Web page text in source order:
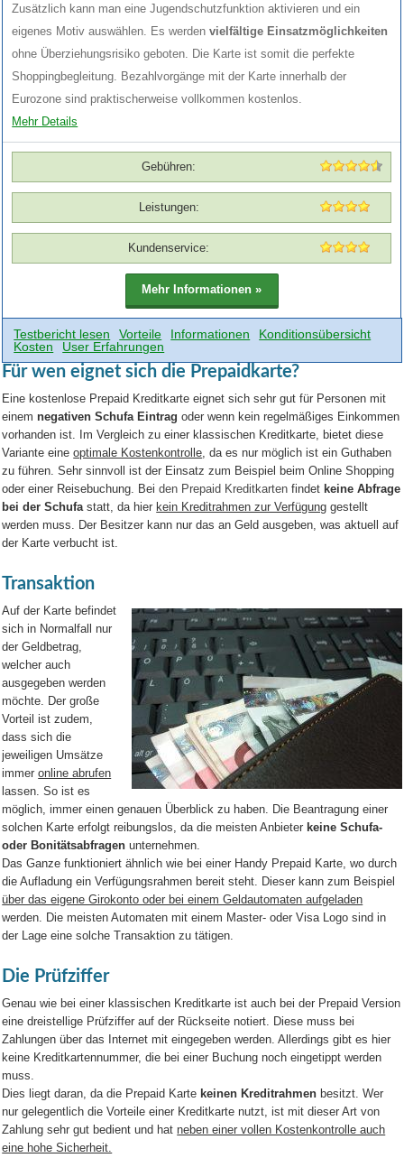
Zusätzlich kann man eine Jugendschutzfunktion aktivieren und ein
eigenes Motiv auswählen. Es werdenvielfältige Einsatzmöglichkeiten
ohne Überziehungsrisiko geboten. Die Karte ist somit die perfekte
Shoppingbegleitung. Bezahlvorgänge mit der Karte innerhalb der
Eurozone sind praktischerweise vollkommen kostenlos.
Mehr Details
Gebühren:
Leistungen:
Kundenservice:
Testbericht lesen Vorteile Informationen
Konditionsübersicht
Kosten
User Erfahrungen
Für wen eignet sich die Prepaidkarte?
Eine kostenlose Prepaid Kreditkarte eignet sich sehr gut für Personen mit
einemnegativen Schufa Eintrag oder wenn kein regelmäßiges Einkommen
vorhanden ist. Im Vergleich zu einer klassischen Kreditkarte, bietet diese
Variante eineoptimale Kostenkontrolle, da es nur möglich ist ein Guthaben
zu führen. Sehr sinnvoll ist der Einsatz zum Beispiel beim Online Shopping
oder einer Reisebuchung. Beiden Prepaid Kreditkarten findet keine Abfrage
bei der Schufastatt, da hier kein Kreditrahmen zur Verfügung gestellt
werden muss. Der Besitzer kann nur das an Geld ausgeben, was aktuell auf
der Karte verbucht ist.
Transaktion
Auf der Karte befindet
sich in Normalfall nur
der Geldbetrag,
welcher auch
ausgegeben werden
möchte. Der große
Vorteil ist zudem,
dass sich die
jeweiligen Umsätze
immeronline abrufen
lassen. So ist es
möglich, immer einen genauen Überblick zu haben. Die Beantragung einer
solchen Karte erfolgt reibungslos, da die meisten Anbieter keine Schufa-
oder Bonitätsabfragen unternehmen.
Das Ganze funktioniert ähnlich wie bei einer Handy Prepaid Karte, wo durch
die Aufladung ein Verfügungsrahmen bereit steht. Dieser kann zum Beispiel
über das eigene Girokonto oder bei einem Geldautomaten aufgeladen
werden. Die meisten Automaten mit einem Master- oder Visa Logo sind in
der Lage eine solche Transaktion zu tätigen.
Die Prüfziffer
Genau wie bei einer klassischen Kreditkarte ist auch bei der Prepaid Version
eine dreistellige Prüfziffer auf der Rückseite notiert. Diese muss bei
Zahlungen über das Internet mit eingegeben werden. Allerdings gibt es hier
keine Kreditkartennummer, die bei einer Buchung noch eingetippt werden
muss.
Dies liegt daran, da die Prepaid Karte keinen Kreditrahmen besitzt. Wer
nur gelegentlich die Vorteile einer Kreditkarte nutzt, ist mit dieser Art von
Zahlung sehr gut bedient und hatneben einer vollen Kostenkontrolle auch
eine hohe Sicherheit.